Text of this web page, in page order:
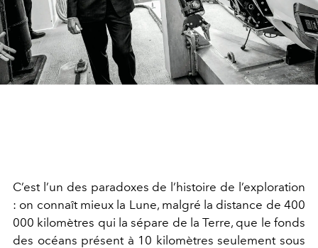
C’est l’un des paradoxes de l’histoire de l’exploration
: on connaît mieux la Lune, malgré la distance de 400
000 kilomètres qui la sépare de la Terre, que le fonds
des océans présent à 10 kilomètres seulement sous